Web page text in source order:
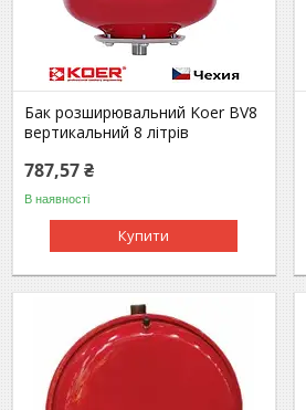
Бак розширювальний Koer BV8
вертикальний 8 літрів
787,57 ₴
В наявності
Купити